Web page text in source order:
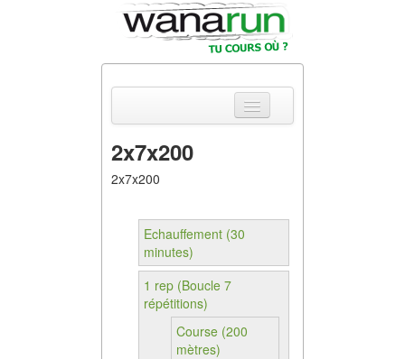
Actualités
Tests
Parcours &
Courses
Outils & Réseaux
2x7x200
2x7x200
Echauffement (30
minutes)
1 rep (Boucle 7
répétitions)
Course (200
mètres)